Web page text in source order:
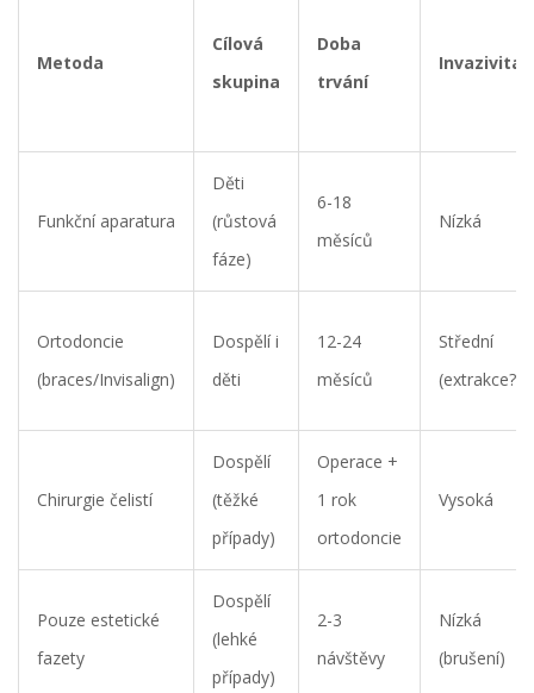
Metoda
Cílová
skupina
Doba
trvání
Invazivita
Funkční aparatura
Děti
(růstová
fáze)
6-18
měsíců
Nízká
Ortodoncie
(braces/Invisalign)
Dospělí i
děti
12-24
měsíců
Střední
(extrakce?)
Chirurgie čelistí
Dospělí
(těžké
případy)
Operace +
1 rok
ortodoncie
Vysoká
Pouze estetické
fazety
Dospělí
(lehké
případy)
2-3
návštěvy
Nízká
(brušení)